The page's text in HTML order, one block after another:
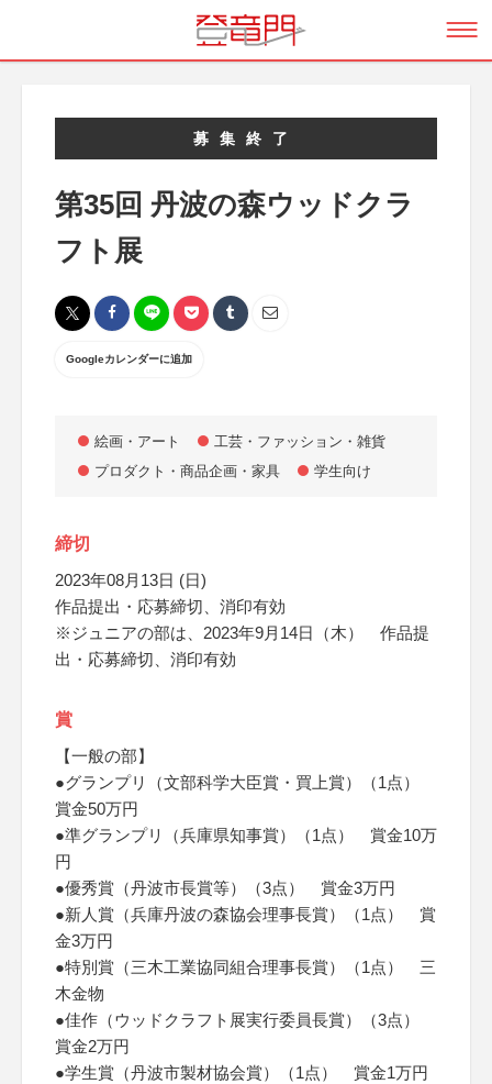
募集終了
第35回 丹波の森ウッドクラ
フト展
Googleカレンダーに追加
絵画・アート
工芸・ファッション・雑貨
プロダクト・商品企画・家具
学生向け
締切
2023年08月13日 (日)
作品提出・応募締切、消印有効
※ジュニアの部は、2023年9月14日（木） 作品提
出・応募締切、消印有効
賞
【一般の部】
●グランプリ（文部科学大臣賞・買上賞）（1点）
賞金50万円
●準グランプリ（兵庫県知事賞）（1点） 賞金10万
円
●優秀賞（丹波市長賞等）（3点） 賞金3万円
●新人賞（兵庫丹波の森協会理事長賞）（1点） 賞
金3万円
●特別賞（三木工業協同組合理事長賞）（1点） 三
木金物
●佳作（ウッドクラフト展実行委員長賞）（3点）
賞金2万円
●学生賞（丹波市製材協会賞）（1点） 賞金1万円